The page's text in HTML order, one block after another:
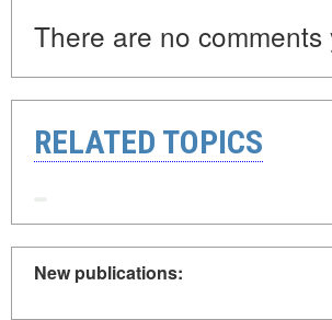
There are no comments
RELATED TOPICS
New publications: